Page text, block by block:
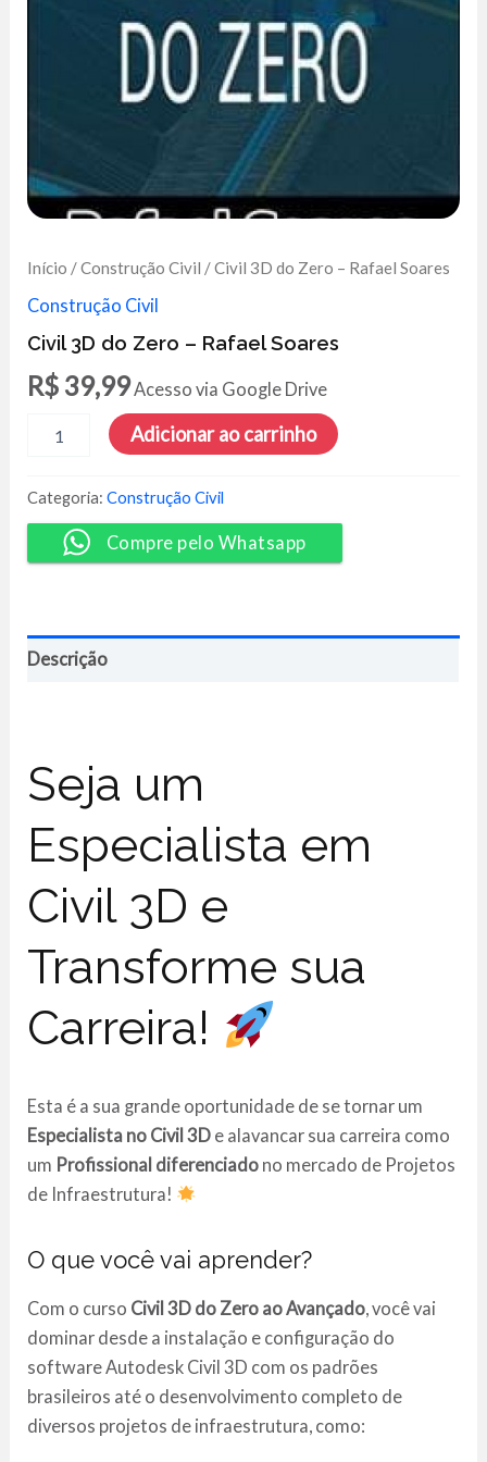
Início /Construção Civil / Civil 3D do Zero – Rafael Soares
Construção Civil
Civil 3D do Zero – Rafael Soares
R$ 39,99Acesso via Google Drive
Zero
-
Rafael
Soares
Adicionar ao carrinho
Categoria:Construção Civil
Compre pelo Whatsapp
Descrição
Seja um
Especialista em
Civil 3D e
Transforme sua
Carreira!
Esta é a sua grande oportunidade de se tornar um
Especialista no Civil 3D e alavancar sua carreira como
um Profissional diferenciado no mercado de Projetos
de Infraestrutura!
O que você vai aprender?
Com o curso Civil 3D do Zero ao Avançado , você vai
dominar desde a instalação e configuração do
software Autodesk Civil 3D com os padrões
brasileiros até o desenvolvimento completo de
diversos projetos de infraestrutura, como: